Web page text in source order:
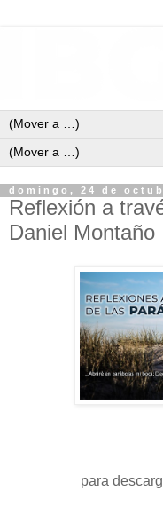
domingo, 24 de
Reflexión a
Daniel Montaño
para